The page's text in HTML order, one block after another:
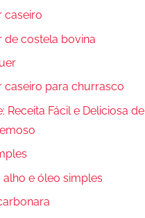
caseiro
de costela bovina
caseiro para churrasco
Receita Fácil e Deliciosa de
e óleo simples